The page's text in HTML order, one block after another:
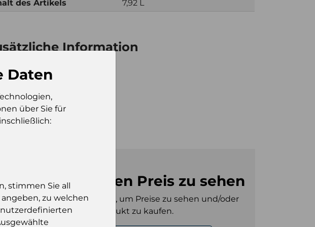
des Artikels 7,92 L
Information
pro
pro
um den Preis zu sehen
Sie müssen eingeloggt sein, um Preise zu sehen und/oder
dieses Produkt zu kaufen.
Daten
über Sie für
stimmen Sie all
zu welchen